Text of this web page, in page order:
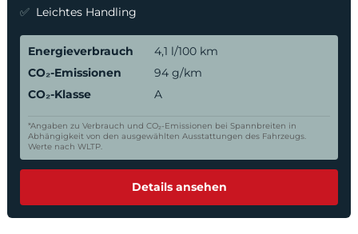
Leichtes Handling
Energieverbrauch
4,1 l/100 km
CO₂-Emissionen
94 g/km
CO₂-Klasse
A
*Angaben zu Verbrauch und CO₂-Emissionen bei Spannbreiten in
Abhängigkeit von den ausgewählten Ausstattungen des Fahrzeugs.
Werte nach WLTP.
Details ansehen